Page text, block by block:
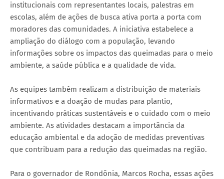
institucionais com representantes locais, palestras em
escolas, além de ações de busca ativa porta a porta com
moradores das comunidades. A iniciativa estabelece a
ampliação do diálogo com a população, levando
informações sobre os impactos das queimadas para o meio
ambiente, a saúde pública e a qualidade de vida.
As equipes também realizam a distribuição de materiais
informativos e a doação de mudas para plantio,
incentivando práticas sustentáveis e o cuidado com o meio
ambiente. As atividades destacam a importância da
educação ambiental e da adoção de medidas preventivas
que contribuam para a redução das queimadas na região.
Para o governador de Rondônia, Marcos Rocha, essas ações